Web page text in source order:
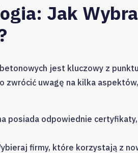
Jak
jest kluczowy z
zwrócić uwagę na kilka
posiada odpowiednie
firmy, które korzystają z